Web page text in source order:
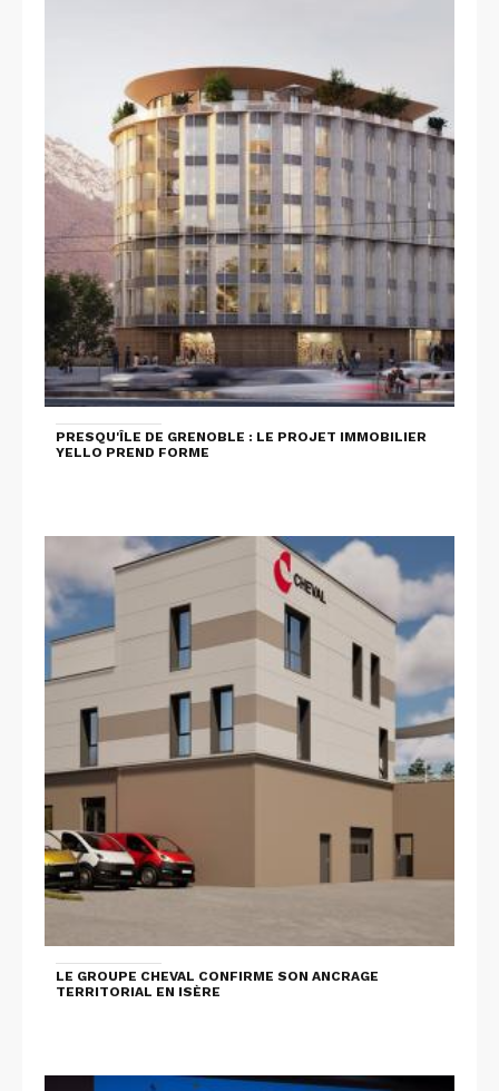
PRESQU'ÎLE DE GRENOBLE : LE PROJET IMMOBILIER
YELLO PREND FORME
LE GROUPE CHEVAL CONFIRME SON ANCRAGE
TERRITORIAL EN ISÈRE